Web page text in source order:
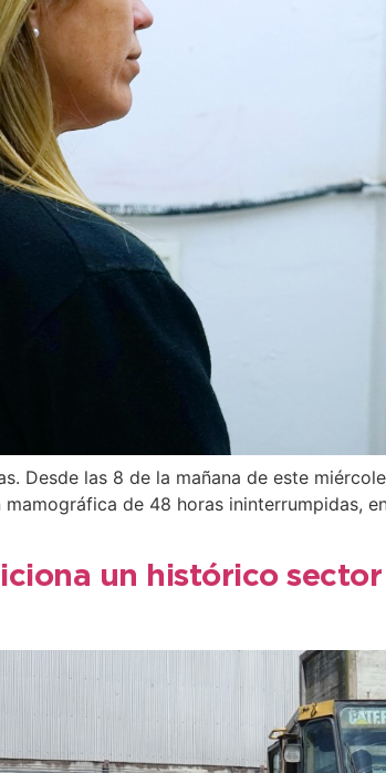
Desde las 8 de la mañana de este
de 48 horas ininterrumpidas,
un histórico